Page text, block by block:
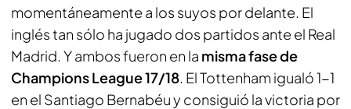
momentáneamente a los suyos por delante. El
inglés tan sólo ha jugado dos partidos ante el Real
Madrid. Y ambos fueron en la misma fase de
Champions League 17/18. El Tottenham igualó 1-1
en el Santiago Bernabéu y consiguió la victoria por